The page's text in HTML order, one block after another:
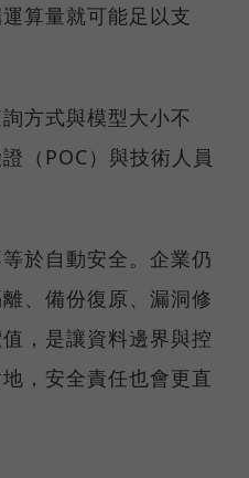
算量就可能足以支
方式與模型大小不
（POC）與技術人員
於自動安全。企業仍
、備份復原、漏洞修
，是讓資料邊界與控
，安全責任也會更直